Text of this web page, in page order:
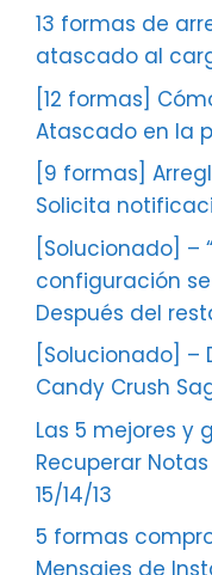
13 formas de
atascado al
[12 formas]
Atascado en la
[9 formas]
Solicita
[Solucionado] –
configuración
Después del
[Solucionado]
Candy Crush
Las 5 mejores y
Recuperar
15/14/13
5 formas